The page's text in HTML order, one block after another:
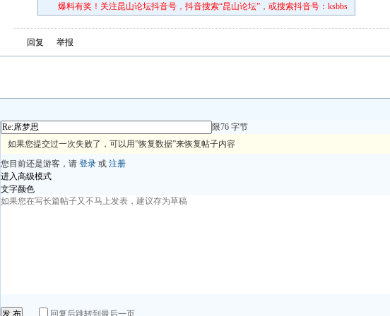
炸场
在等待主人来接回家？
爆料有奖！关注昆山论坛抖音号，抖音搜索“昆山论坛”，或搜索抖音号：ksbbs
回复 举报
限76 字节
如果您提交过一次失败了，可以用”恢复数据”来恢复帖子内容
您目前还是游客，请 登录 或 注册
进入高级模式
文字颜色
发 布 回复后跳转到最后一页